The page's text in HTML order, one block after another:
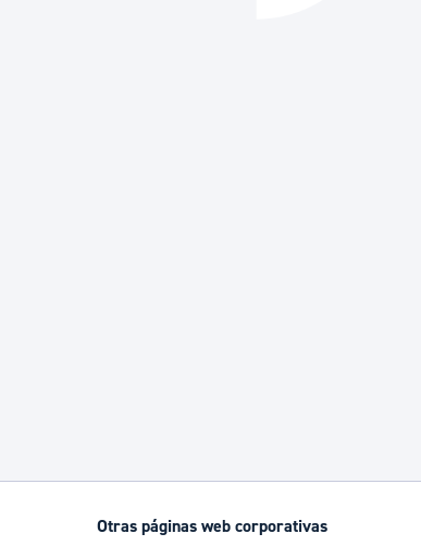
Otras páginas web corporativas